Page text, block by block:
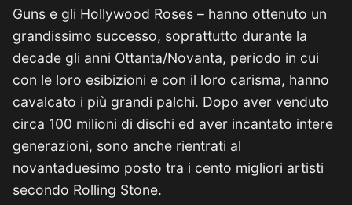
Guns e gli Hollywood Roses – hanno ottenuto un
grandissimo successo, soprattutto durante la
decade gli anni Ottanta/Novanta, periodo in cui
con le loro esibizioni e con il loro carisma, hanno
cavalcato i più grandi palchi. Dopo aver venduto
circa 100 milioni di dischi ed aver incantato intere
generazioni, sono anche rientrati al
novantaduesimo posto tra i cento migliori artisti
secondo Rolling Stone.